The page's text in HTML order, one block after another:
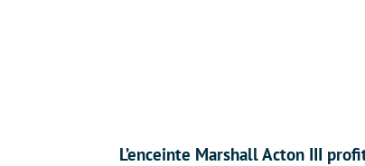
L’enceinte Marshall Acton III